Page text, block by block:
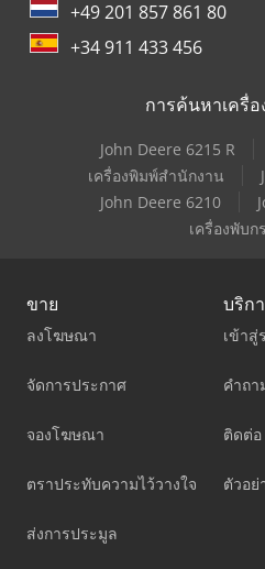
+49 201 857 861 80
+34 911 433 456
การค้นหาเครื่
John Deere 6215 R
เครื่องพิมพ์สำนักงาน
John Deere 6210
เครื่องพับก
ขาย
ลงโฆษณา
จัดการประกาศ
จองโฆษณา
ตราประทับความไว้วางใจ
ส่งการประมูล
บริก
เข้าสู่
คำถ
ติดต่อ
ตัวอ